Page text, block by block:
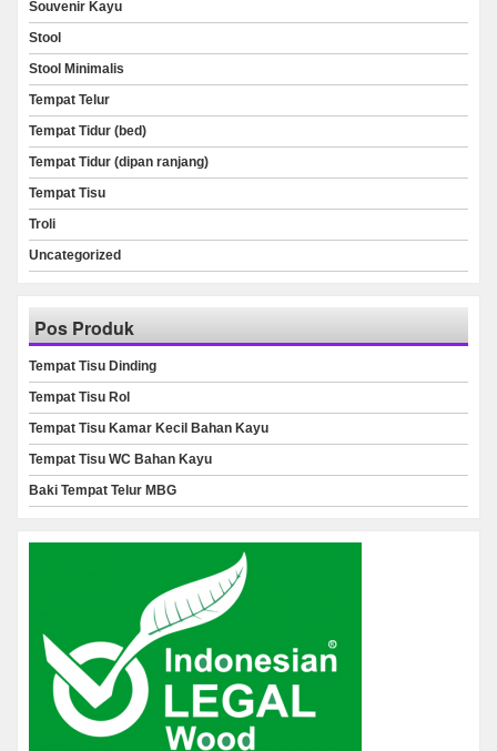
Souvenir Kayu
Stool
Stool Minimalis
Tempat Telur
Tempat Tidur (bed)
Tempat Tidur (dipan ranjang)
Tempat Tisu
Troli
Uncategorized
Pos Produk
Tempat Tisu Dinding
Tempat Tisu Rol
Tempat Tisu Kamar Kecil Bahan Kayu
Tempat Tisu WC Bahan Kayu
Baki Tempat Telur MBG